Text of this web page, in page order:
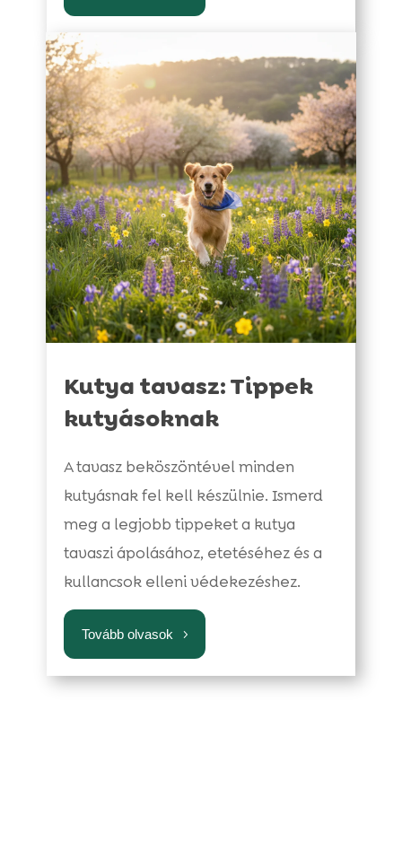
Kutya tavasz: Tippek
kutyásoknak
A tavasz beköszöntével minden
kutyásnak fel kell készülnie. Ismerd
meg a legjobb tippeket a kutya
tavaszi ápolásához, etetéséhez és a
kullancsok elleni védekezéshez.
Tovább olvasok